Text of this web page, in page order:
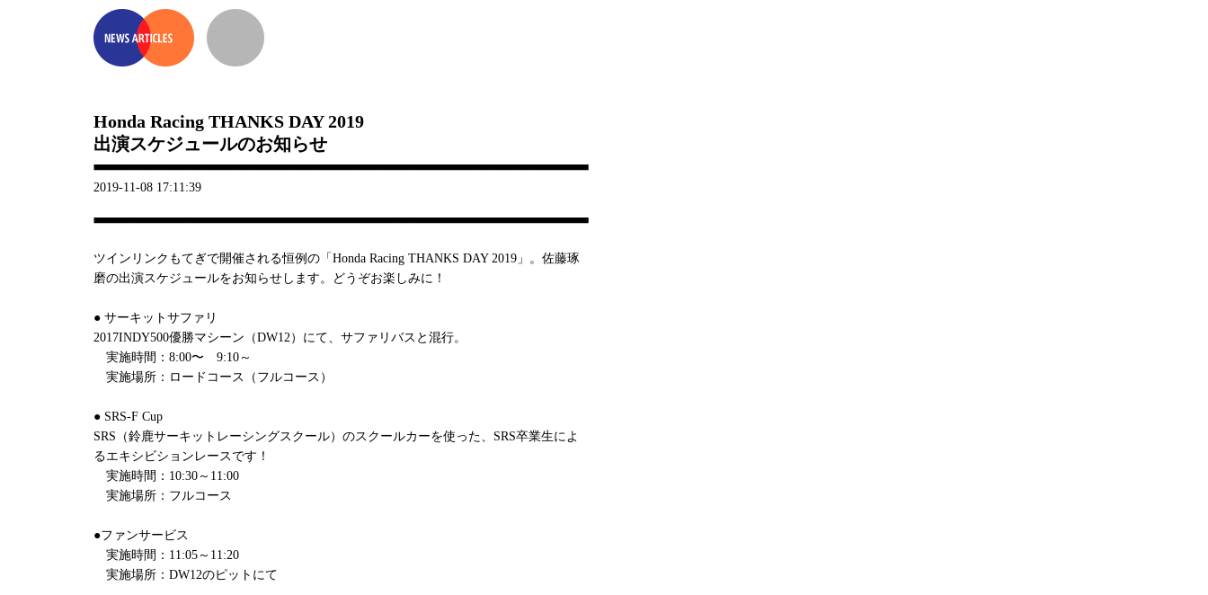
Honda Racing THANKS DAY 2019
出演スケジュールのお知らせ
2019-11-08 17:11:39
ツインリンクもてぎで開催される恒例の「Honda Racing THANKS DAY 2019」。佐藤琢
磨の出演スケジュールをお知らせします。どうぞお楽しみに！
● サーキットサファリ
2017INDY500優勝マシーン（DW12）にて、サファリバスと混行。
実施時間：8:00〜 9:10～
実施場所：ロードコース（フルコース）
● SRS-F Cup
SRS（鈴鹿サーキットレーシングスクール）のスクールカーを使った、SRS卒業生によ
るエキシビションレースです！
実施時間：10:30～11:00
実施場所：フルコース
●ファンサービス
実施時間：11:05～11:20
実施場所：DW12のピットにて